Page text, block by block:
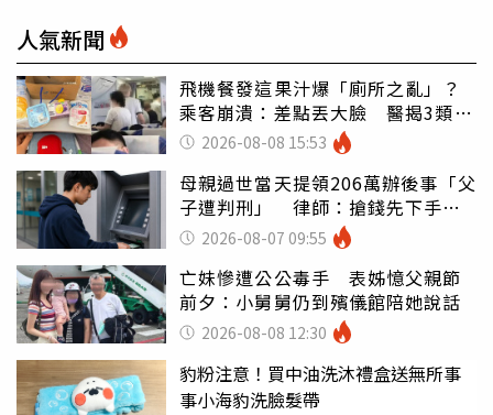
人氣新聞
飛機餐發這果汁爆「廁所之亂」？
乘客崩潰：差點丟大臉 醫揭3類人
別亂喝
2026-08-08 15:53
母親過世當天提領206萬辦後事「父
子遭判刑」 律師：搶錢先下手是
罪 2026-08-07 09:55
亡妹慘遭公公毒手 表姊憶父親節
前夕：小舅舅仍到殯儀館陪她說話
2026-08-08 12:30
豹粉注意！買中油洗沐禮盒送無所事
事小海豹洗臉髮帶